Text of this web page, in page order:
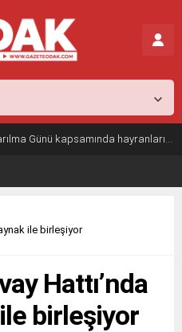
Tuğba Ünal, Dünya Sarılma Günü kapsamında hayranlarıyla buluştu
ile birleşiyor
Hattı’nda
birleşiyor